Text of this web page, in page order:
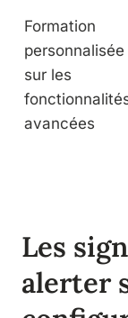
Formation
personnalisée
sur les
avancées
Les
alerter